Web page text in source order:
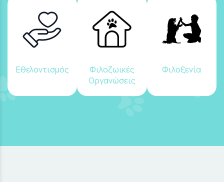
Εθελοντισμός
Φιλοζωικές
Οργανώσεις
Φιλοξενία